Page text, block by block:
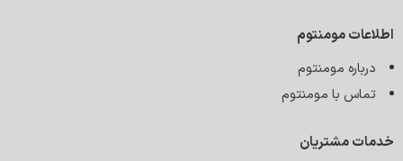
اطلاعات مومنتوم
درباره مومنتوم
تماس با مومنتوم
خدمات مشتریان